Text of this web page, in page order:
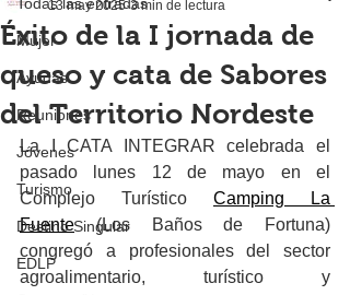
Mujer
Ayudas
Reuniones
Jóvenes
Turismo
Destino Singular
EDLP
Éxito de la I jornada de
queso y cata de Sabores
del Territorio Nordeste
13 may 2025 3 min de lectura
La I CATA INTEGRAR celebrada el
pasado lunes 12 de mayo en el
Complejo Turístico Camping La
Fuente (Los Baños de Fortuna)
congregó a profesionales del sector
agroalimentario, turístico y